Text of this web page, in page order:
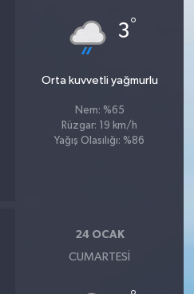
3°
Orta kuvvetli yağmurlu
Nem: %65
Rüzgar: 19 km/h
Yağış Olasılığı: %86
24 OCAK
CUMARTESI